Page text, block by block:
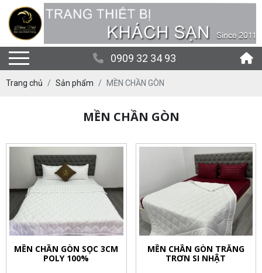
0909 32 34 93
Trang chủ Sản phẩm MỀN CHẦN GÒN
MỀN CHẦN GÒN
MỀN CHẦN GÒN SỌC 3CM
POLY 100%
MỀN CHẦN GÒN TRẮNG
TRƠN SI NHẬT